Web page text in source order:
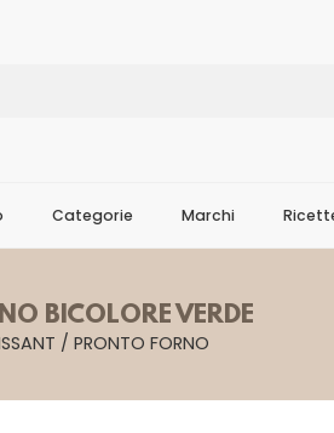
Categorie Marchi
BICOLORE VERDE
/ PRONTO FORNO